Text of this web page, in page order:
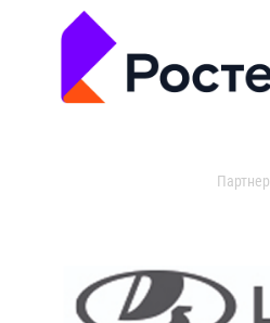
Партнер